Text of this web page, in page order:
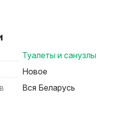
Туалеты и санузлы
Новое
Вся Беларусь